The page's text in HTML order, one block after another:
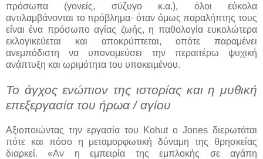
πρόσωπα (γονείς, σύζυγο κ.α.), όλοι εύκολα
αντιλαμβάνονται το πρόβλημα· όταν όμως παραλήπτης τους
είναι ένα πρόσωπο αγίας ζωής, η παθολογία ευκολώτερα
εκλογικεύεται και αποκρύπτεται, οπότε παραμένει
ανεμπόδιστη να υπονομεύσει την περαιτέρω ψυχική
ανάπτυξη και ωριμότητα του υποκειμένου.
Το άγχος ενώπιον της ιστορίας και η μυθική
επεξεργασία του ήρωα / αγίου
Αξιοποιώντας την εργασία του Kohut ο Jones διερωτάται
πότε και πόσο η μεταμορφωτική δύναμη της θρησκείας
διαρκεί. «Αν η εμπειρία της εμπλοκής σε αγάπη